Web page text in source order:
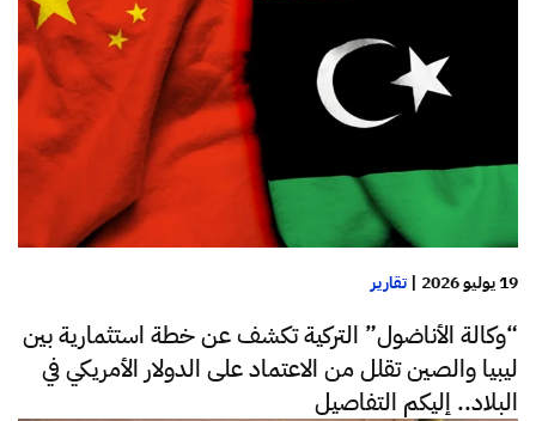
19 يوليو 2026 |تقارير
“وكالة الأناضول” التركية تكشف عن خطة استثمارية بين
ليبيا والصين تقلل من الاعتماد على الدولار الأمريكي في
البلاد.. إليكم التفاصيل